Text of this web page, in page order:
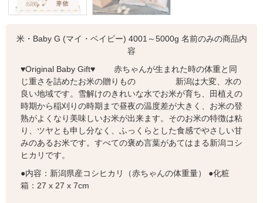
米・Baby G (マイ・ベイビー) 4001～5000g 名前のみの商品内
容
♥Original Baby Gift♥ 赤ちゃんが生まれた時の体重と同
じ重さを詰めたお米の贈りもの 新潟は大変、水の
良い地域です。雪解けのきれいな水でお米が育ち、田植えの
時期から稲刈りの時期まで昼夜の温度差が大きく、お米の登
熟がよくなり美味しいお米が出来ます。そのお米の特徴は粘
り、ツヤとも申し分なく、ふっくらとした食感でやさしい甘
みのあるお米です。すべての褒め言葉があてはまる新潟コシ
ヒカリです。
●内容：新潟県産コシヒカリ（赤ちゃんの体重量） ●化粧
箱：27 x 27 x 7cm